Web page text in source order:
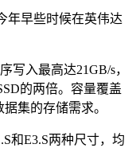
年早些时候在英伟达
写入最高达21GB/s，
的两倍。容量覆盖
集的存储需求。
和E3.S两种尺寸，均